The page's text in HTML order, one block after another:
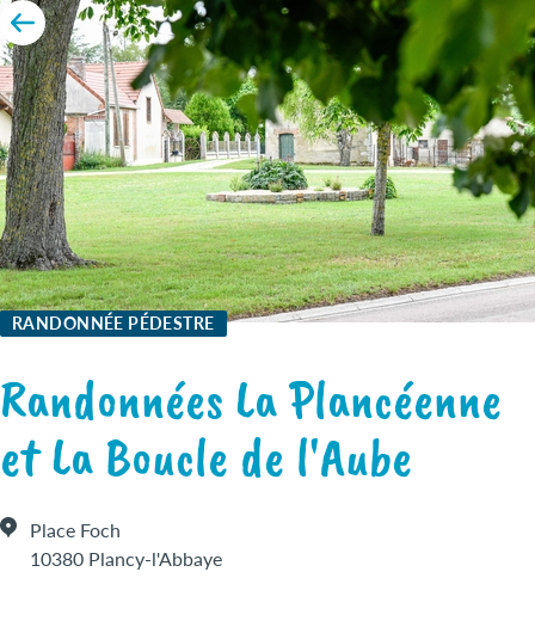
RANDONNÉE PÉDESTRE
Randonnées La Plancéenne
et La Boucle de l'Aube
Place Foch
10380 Plancy-l'Abbaye